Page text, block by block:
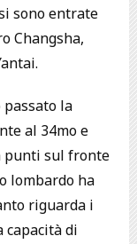
sono entrate
Changsha,
passato la
al 34mo e
punti sul fronte
lombardo ha
riguarda i
capacità di